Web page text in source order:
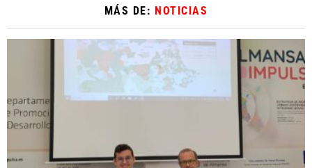
MÁS DE: NOTICIAS